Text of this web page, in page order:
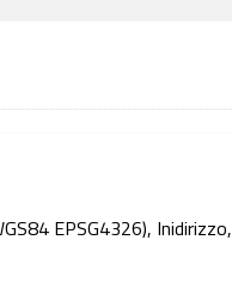
EPSG4326), Inidirizzo,